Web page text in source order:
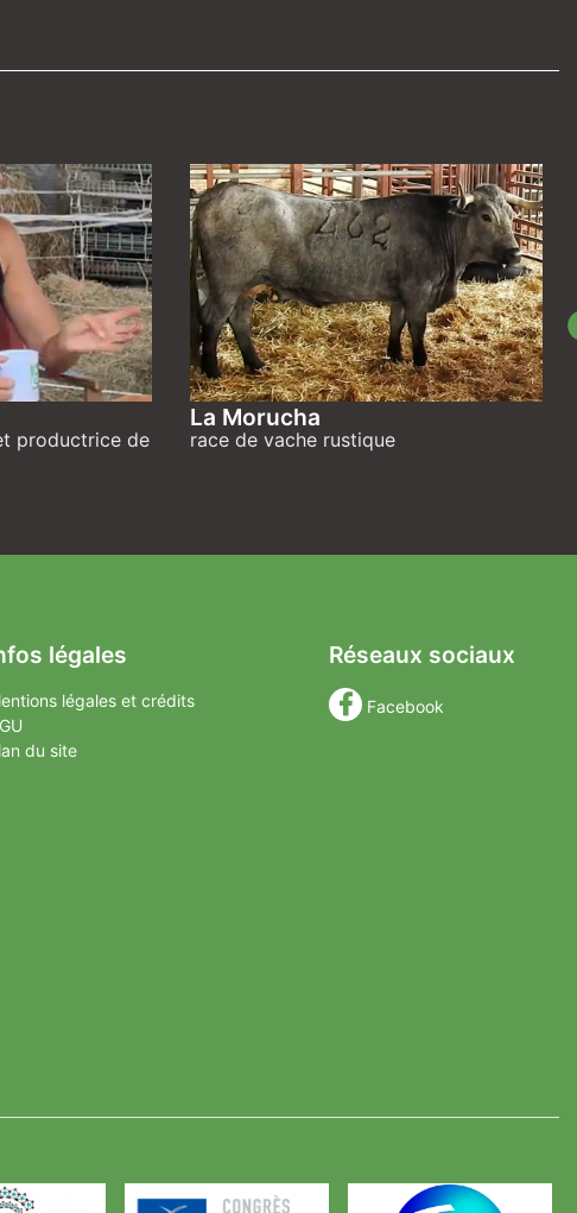
productrice de
La Morucha
race de vache rustique
légales
légales et crédits
du site
Réseaux sociaux
Facebook